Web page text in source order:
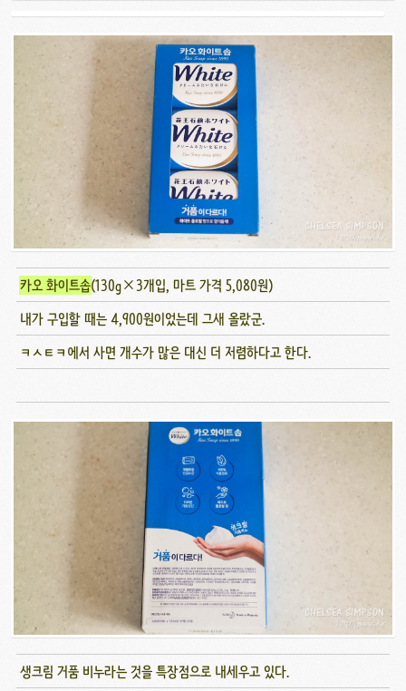
카오 화이트솝(130g×3개입, 마트 가격 5,080원)
내가 구입할 때는 4,900원이었는데 그새 올랐군.
ㅋㅅㅌㅋ에서 사면 개수가 많은 대신 더 저렴하다고 한다.
생크림 거품 비누라는 것을 특장점으로 내세우고 있다.